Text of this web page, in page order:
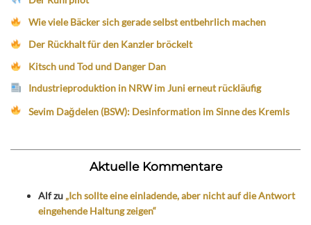
Wie viele Bäcker sich gerade selbst entbehrlich machen
Der Rückhalt für den Kanzler bröckelt
Kitsch und Tod und Danger Dan
Industrieproduktion in NRW im Juni erneut rückläufig
Sevim Dağdelen (BSW): Desinformation im Sinne des Kremls
Aktuelle Kommentare
Alfzu „Ich sollte eine einladende, aber nicht auf die Antwort
eingehende Haltung zeigen“